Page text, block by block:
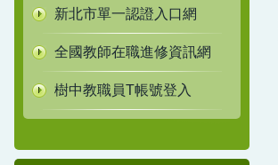
新北市單一認證入口網
全國教師在職進修資訊網
樹中教職員T帳號登入